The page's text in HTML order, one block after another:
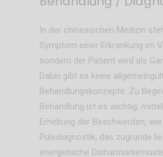
In der chinesischen Medizin
Symptom einer Erkrankung im
sondern der Patient wird als
Dabei gibt es keine
Behandlungskonzepte. Zu
Behandlung ist es wichtig,
Erhebung der Beschwerden,
Pulsdiagnostik, das zugrunde
energetische